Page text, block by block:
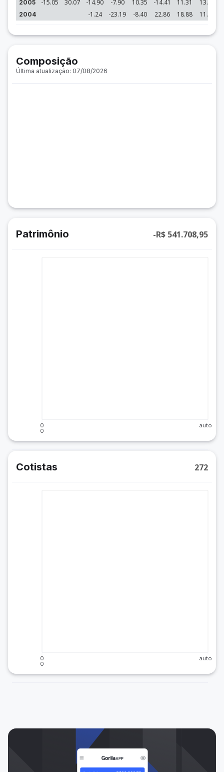
2005 -15.05 30.07 -14.90 -7.90 10.35 -14.41 11.31 13.58
2004 -1.24 -23.19 -8.40 22.86 18.88 11.45
Composição
Última atualização: 07/08/2026
Patrimônio -R$ 541.708,95
0
0
auto
Cotistas 272
0
0
auto